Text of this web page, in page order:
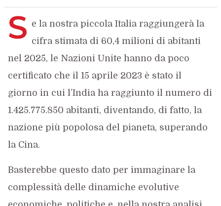
S e la nostra piccola Italia raggiungerà la
cifra stimata di 60,4 milioni di abitanti
nel 2025, le Nazioni Unite hanno da poco
certificato che il 15 aprile 2023 è stato il
giorno in cui l’India ha raggiunto il numero di
1.425.775.850 abitanti, diventando, di fatto, la
nazione più popolosa del pianeta, superando
la Cina.
Basterebbe questo dato per immaginare la
complessità delle dinamiche evolutive